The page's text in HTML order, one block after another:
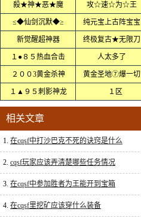
殺★神★恶★魔 攻☆速☆为☆王
≤◆仙剑沉默◆≥ 纯元宝上古阵宝宝
新觉醒超神器 终极复古★无限刀
１●８５热血合击 人太多了
２００3黄金杀神 黄金圣地⑦爆一切
１▲９５刺影神龙 １区
相关文章
1. 在cqsf中打沙巴克不死的诀窍是什么
2. cqsf玩家应该弄清楚哪些任务情况
3. 在cqsf中参加胜者为王能开到宝箱
4. 在cqsf里挖矿应该穿什么装备